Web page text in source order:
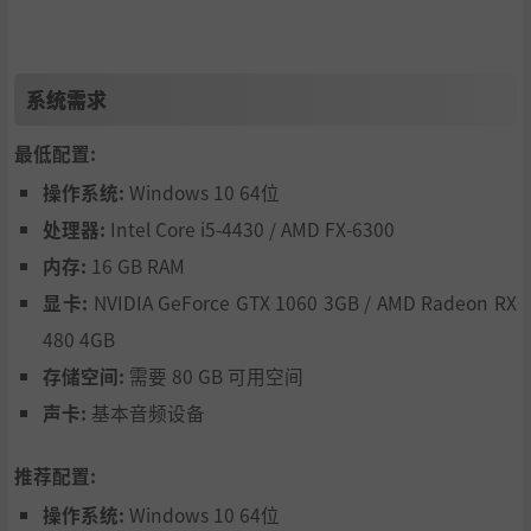
深入有史以来最为复杂而且庞大的新陈代谢系统。食物与饮
品不仅仅只是为了生存，它们甚至还会影响囚犯角色的经验
值获取效率。专心研究详细复杂的健康系统，以及类似属性
与技能等扎实的RPG类系统，健康的饮食将让你如虎添翼。
危险
系统需求
最低配置:
操作系统: Windows 10 64位
处理器: Intel Core i5-4430 / AMD FX-6300
内存: 16 GB RAM
显卡: NVIDIA GeForce GTX 1060 3GB / AMD Radeon RX
480 4GB
存储空间: 需要 80 GB 可用空间
声卡: 基本音频设备
推荐配置:
操作系统: Windows 10 64位